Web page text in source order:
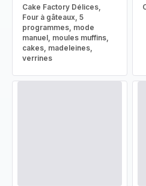
Cake Factory Délices,
Four à gâteaux, 5
programmes, mode
manuel, moules muffins,
cakes, madeleines,
verrines